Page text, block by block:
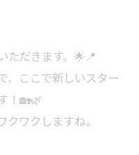
ただきます。🌟📍
、ここで新しいスター
！🏡🌿
ワクしますね。